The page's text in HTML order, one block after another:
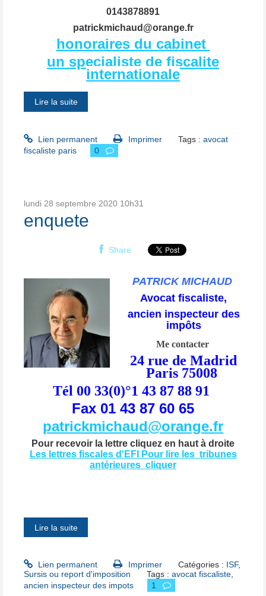
0143878891
patrickmichaud@orange.fr
honoraires du cabinet
un specialiste de fiscalite
internationale
Lire la suite
Lien permanent Imprimer Tags : avocat
fiscaliste paris
0
lundi 28 septembre 2020 10h31
enquete
Share
PATRICK MICHAUD
Avocat fiscaliste,
ancien inspecteur des
impôts
Me contacter
24 rue de Madrid
Paris 75008
Tél 00 33(0)°1 43 87 88 91
Fax 01 43 87 60 65
patrickmichaud@orange.fr
Pour recevoir la lettre cliquez en haut à droite
Les lettres fiscales d'EFI Pour lire les tribunes
antérieures cliquer
Lire la suite
Lien permanent Imprimer Catégories : ISF,
Sursis ou report d'imposition
Tags :avocat fiscaliste,
ancien inspecteur des impots
1